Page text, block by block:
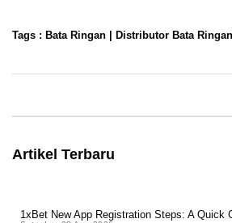
Tags : Bata Ringan Distributor Bata Ringan
Artikel Terbaru
1xBet New App Registration Steps: A Quick